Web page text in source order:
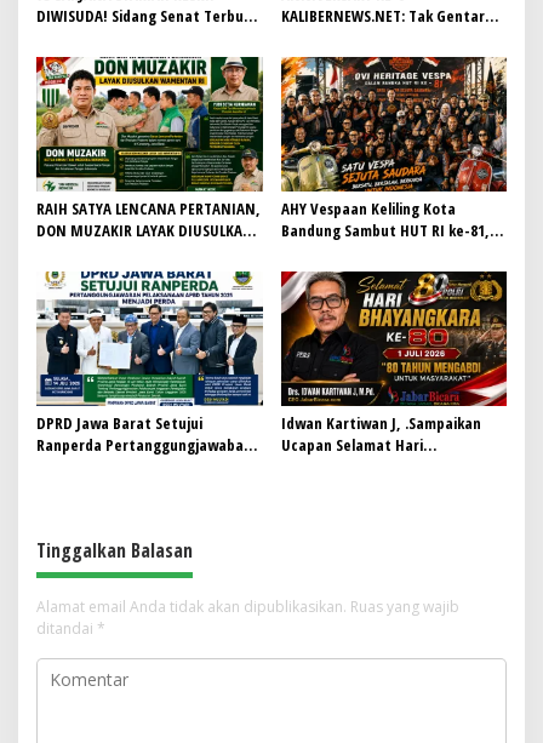
DIWISUDA! Sidang Senat Terbuka
Khidmat, Siapkan Lulusan
Berdaya Saing dan Berintegritas
KALIBERNEWS.NET: Tak Gentar
Redaksi Demi Jurnalisme
Bermartabat
RAIH SATYA LENCANA PERTANIAN,
DON MUZAKIR LAYAK DIUSULKAN
AHY Vespaan Keliling Kota
Bandung Sambut HUT RI ke-81,
Kemanusiaan
DPRD Jawa Barat Setujui
Ranperda Pertanggungjawaban
Idwan Kartiwan J, .Sampaikan
Ucapan Selamat Hari
Tinggalkan Balasan
Alamat email Anda tidak akan dipublikasikan. Ruas yang wajib
ditandai *